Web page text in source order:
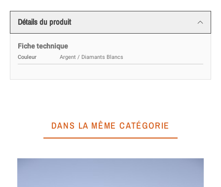
Détails du produit
Fiche technique
Couleur Argent / Diamants Blancs
DANS LA MÊME CATÉGORIE